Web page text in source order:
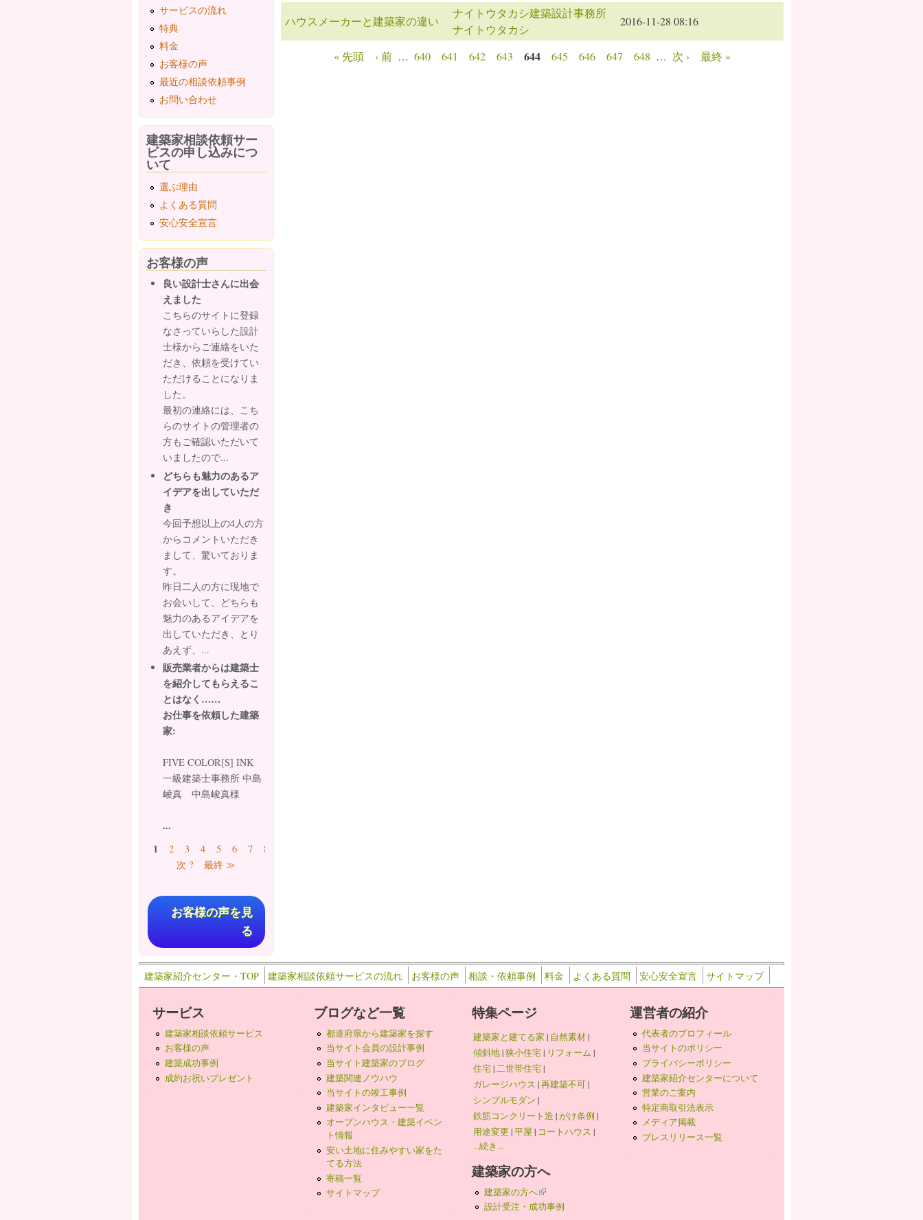
ハウスメーカーと建築家の違い
ナイトウタカシ建築設計事務所
ナイトウタカシ
2016-11-28 08:16
« 先頭 ‹ 前 … 640 641 642 643 644 645 646 647 648 … 次 › 最終 »
サービスの流れ
特典
料金
お客様の声
最近の相談依頼事例
お問い合わせ
建築家相談依頼サー
ビスの申し込みにつ
いて
選ぶ理由
よくある質問
安心安全宣言
お客様の声
良い設計士さんに出会
えました
こちらのサイトに登録
なさっていらした設計
士様からご連絡をいた
だき、依頼を受けてい
ただけることになりま
した。
最初の連絡には、こち
らのサイトの管理者の
方もご確認いただいて
いましたので...
どちらも魅力のあるア
イデアを出していただ
き
今回予想以上の4人の方
からコメントいただき
まして、驚いておりま
す。
昨日二人の方に現地で
お会いして、どちらも
魅力のあるアイデアを
出していただき、とり
あえず、...
販売業者からは建築士
を紹介してもらえるこ
とはなく……
お仕事を依頼した建築
家:
FIVE COLOR[S] INK
一級建築士事務所 中島
崚真 中島峻真様
...
ページ
1 2 3 4 5 6 7 8
次 ?
最終 ≫
お客様の声を見
る
建築家紹介センター・TOP 建築家相談依頼サービスの流れ お客様の声 相談・依頼事例 料金 よくある質問 安心安全宣言 サイトマップ
サービス
建築家相談依頼サービス
お客様の声
建築成功事例
成約お祝いプレゼント
ブログなど一覧
都道府県から建築家を探す
当サイト会員の設計事例
当サイト建築家のブログ
建築関連ノウハウ
当サイトの竣工事例
建築家インタビュー一覧
オープンハウス・建築イベン
ト情報
安い土地に住みやすい家をた
てる方法
寄稿一覧
サイトマップ
特集ページ
建築家と建てる家 | 自然素材|
傾斜地|狭小住宅| リフォーム |
住宅|二世帯住宅|
ガレージハウス |再建築不可|
シンプルモダン |
鉄筋コンクリート造 |がけ条例 |
用途変更 |平屋 | コートハウス |
...続き...
建築家の方へ
建築家の方へ(link is external)
設計受注・成功事例
運営者の紹介
代表者のプロフィール
当サイトのポリシー
プライバシーポリシー
建築家紹介センターについて
営業のご案内
特定商取引法表示
メディア掲載
プレスリリース一覧